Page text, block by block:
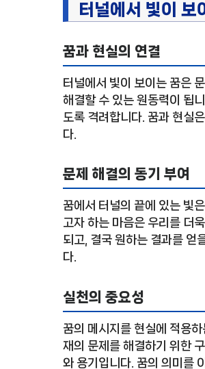
터널에서 빛이 보
꿈과 현실의 연결
터널에서 빛이 보이는 꿈은
해결할 수 있는 원동력이 됩
도록 격려합니다. 꿈과 현실
다.
문제 해결의 동기 부여
꿈에서 터널의 끝에 있는 빛
고자 하는 마음은 우리를 더
되고, 결국 원하는 결과를 얻
다.
실천의 중요성
꿈의 메시지를 현실에 적용
재의 문제를 해결하기 위한
와 용기입니다. 꿈의 의미를